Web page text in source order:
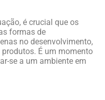
é crucial que os
formas de
no desenvolvimento,
É um momento
se a um ambiente em